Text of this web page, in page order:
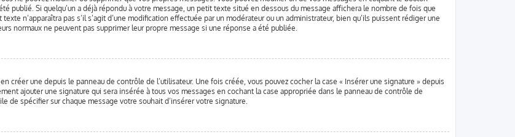
publié. Si quelqu’un a déjà répondu à votre message, un petit texte situé en dessous du message affichera le nombre de fois que
n’apparaîtra pas s’il s’agit d’une modification effectuée par un modérateur ou un administrateur, bien qu’ils puissent rédiger une
normaux ne peuvent pas supprimer leur propre message si une réponse a été publiée.
créer une depuis le panneau de contrôle de l’utilisateur. Une fois créée, vous pouvez cocher la case « Insérer une signature » depuis
ajouter une signature qui sera insérée à tous vos messages en cochant la case appropriée dans le panneau de contrôle de
de spécifier sur chaque message votre souhait d’insérer votre signature.